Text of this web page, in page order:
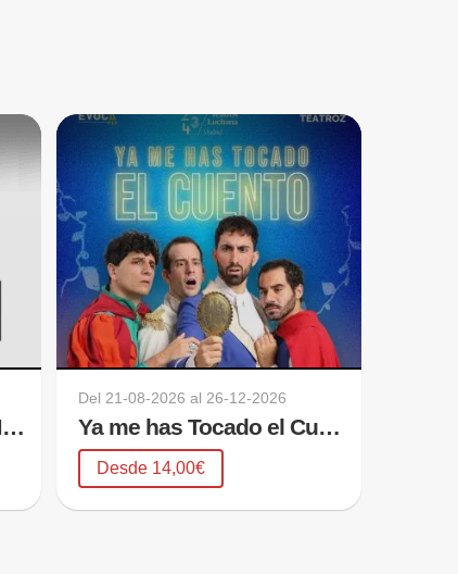
Nada es Imposible - el Mago pop
Del 21-08-2026 al 26-12-2026
Ya me has Tocado el Cuento
Desde 14,00€